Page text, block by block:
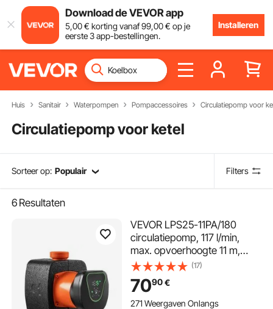
Download de VEVOR app
5,00€ korting vanaf99,00€ op je
eerste 3 app-bestellingen.
Installeren
Huis Sanitair Waterpompen Pompaccessoires Circulatiepomp voor
Circulatiepomp voor ketel
Sorteer op: Populair Filters
6 Resultaten
VEVOR LPS25-11PA/180
circulatiepomp, 117 l/min,
max. opvoerhoogte 11 m,
gietijzeren
warmwatercirculatie,
schroefdraadaansluiting,
terugslagklep, stille werking,
(17)
7090€
271 Weergaven Onlangs